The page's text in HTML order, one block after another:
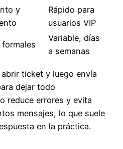
y
Rápido para
usuarios VIP
Variable, días
a semanas
ticket y luego envía
dejar todo
reduce errores y evita
mensajes, lo que suele
en la práctica.